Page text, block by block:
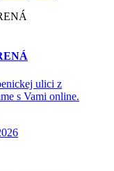
ulici z
s Vami online.